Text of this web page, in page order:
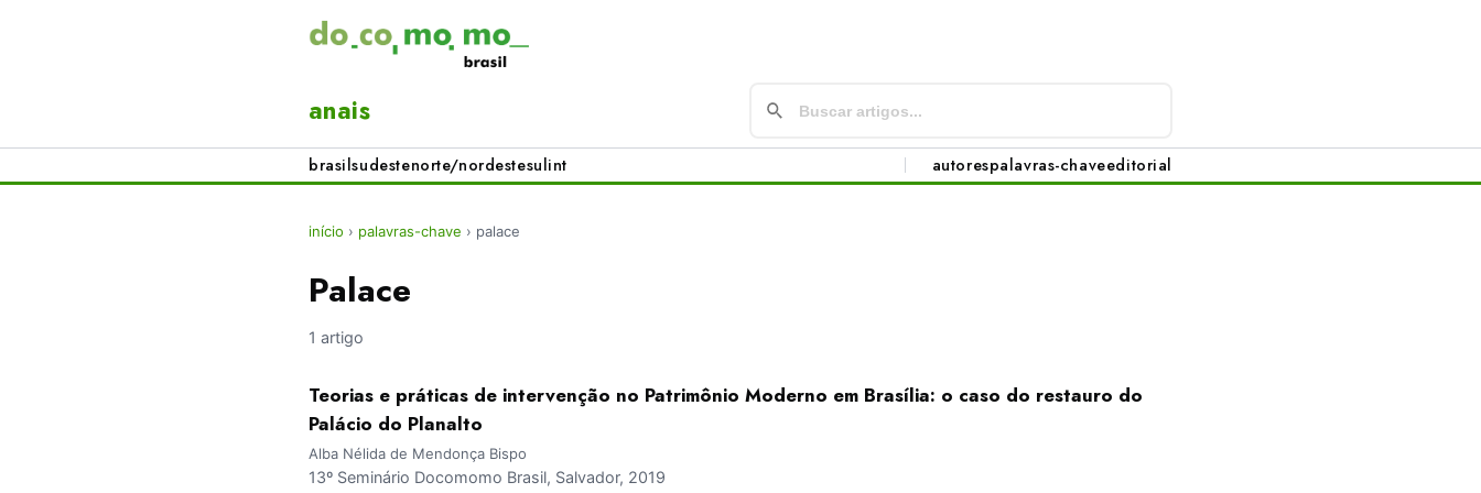
anais
brasilsudestenorte/nordestesulint autorespalavras-chaveeditorial
início › palavras-chave › palace
Palace
1 artigo
Teorias e práticas de intervenção no Patrimônio Moderno em Brasília: o caso do restauro do
Palácio do Planalto
Alba Nélida de Mendonça Bispo
13º Seminário Docomomo Brasil, Salvador, 2019